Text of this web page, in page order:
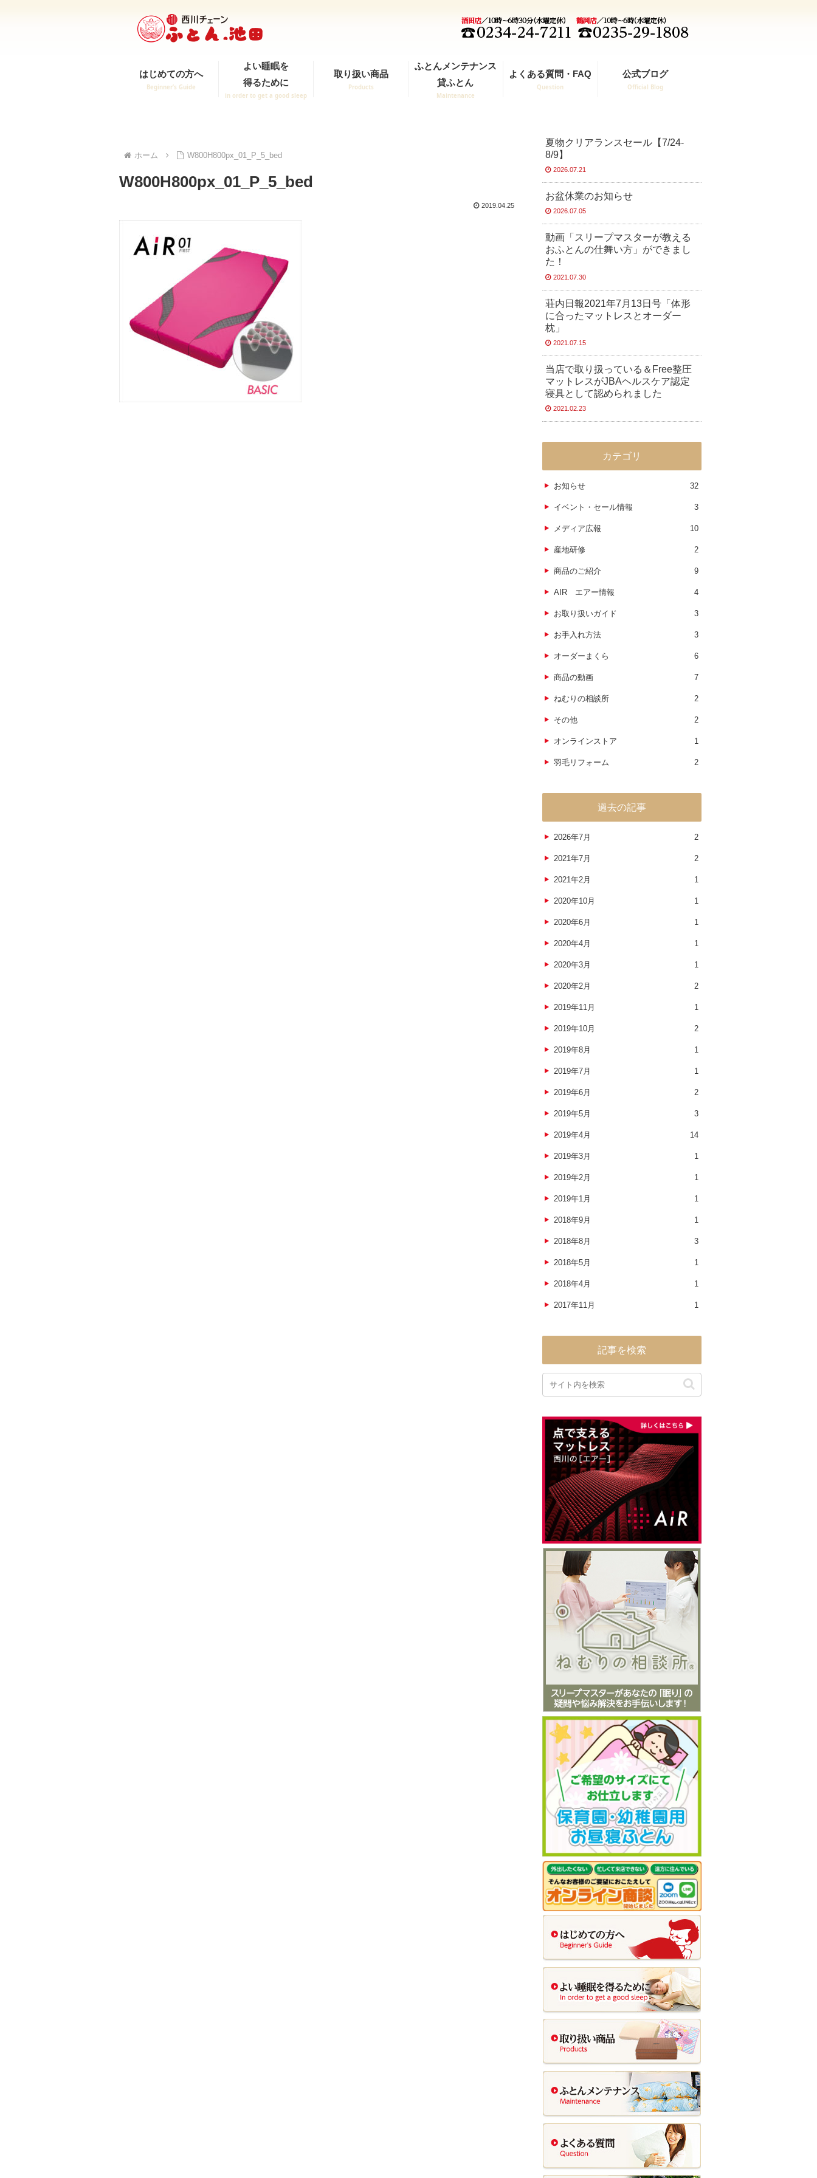
はじめての方へ
Beginner’s Guide
よい睡眠を
得るために
in order to get a good sleep
取り扱い商品
Products
ふとんメンテナンス
貸ふとん
Maintenance
よくある質問・FAQ
Question
公式ブログ
Official Blog
ホーム W800H800px_01_P_5_bed
W800H800px_01_P_5_bed
2019.04.25
夏物クリアランスセール【7/24-
8/9】
2026.07.21
お盆休業のお知らせ
2026.07.05
動画「スリープマスターが教える
おふとんの仕舞い方」ができまし
た！
2021.07.30
荘内日報2021年7月13日号「体形
に合ったマットレスとオーダー
枕」
2021.07.15
当店で取り扱っている＆Free整圧
マットレスがJBAヘルスケア認定
寝具として認められました
2021.02.23
カテゴリ
お知らせ 32
イベント・セール情報 3
メディア広報 10
産地研修 2
商品のご紹介 9
AIR エアー情報 4
お取り扱いガイド 3
お手入れ方法 3
オーダーまくら 6
商品の動画 7
ねむりの相談所 2
その他 2
オンラインストア 1
羽毛リフォーム 2
過去の記事
2026年7月 2
2021年7月 2
2021年2月 1
2020年10月 1
2020年6月 1
2020年4月 1
2020年3月 1
2020年2月 2
2019年11月 1
2019年10月 2
2019年8月 1
2019年7月 1
2019年6月 2
2019年5月 3
2019年4月 14
2019年3月 1
2019年2月 1
2019年1月 1
2018年9月 1
2018年8月 3
2018年5月 1
2018年4月 1
2017年11月 1
記事を検索